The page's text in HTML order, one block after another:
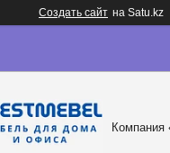
Создать сайт на Satu.kz
Компания